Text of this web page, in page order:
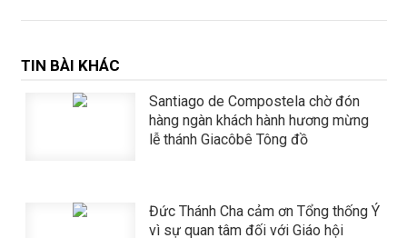
TIN BÀI KHÁC
Santiago de Compostela chờ đón
hàng ngàn khách hành hương mừng
lễ thánh Giacôbê Tông đồ
Đức Thánh Cha cảm ơn Tổng thống Ý
vì sự quan tâm đối với Giáo hội